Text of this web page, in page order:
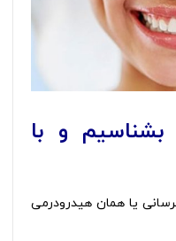
و با
یا همان هیدرودرمی